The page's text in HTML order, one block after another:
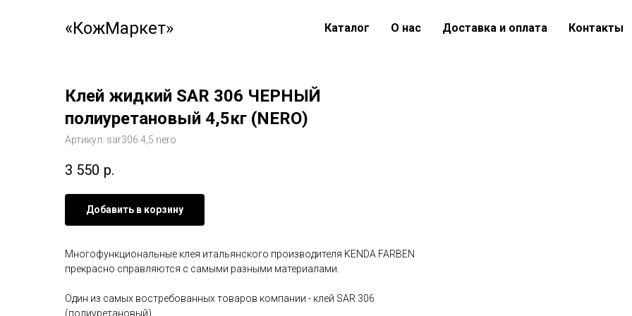
«КожМаркет» Каталог О нас Доставка и оплата Контакты
Клей жидкий SAR 306 ЧЕРНЫЙ
полиуретановый 4,5кг (NERO)
Артикул: sar306 4,5 nero
3 550 р.
Добавить в корзину
Многофункциональные клея итальянского производителя KENDA FARBEN
прекрасно справляются с самыми разными материалами.
Один из самых востребованных товаров компании - клей SAR 306
(полиуретановый).